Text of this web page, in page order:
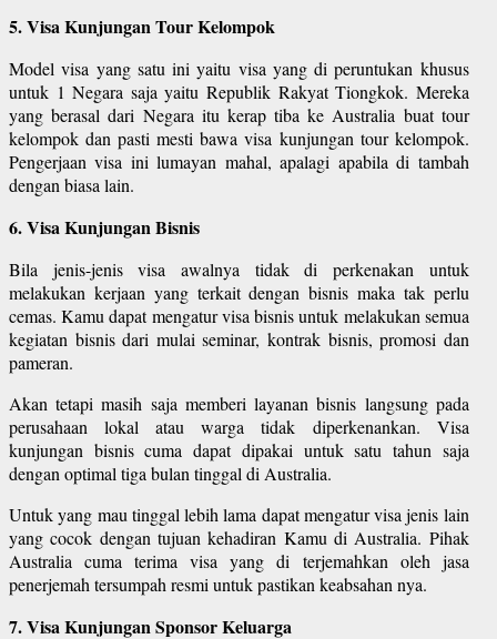
5. Visa Kunjungan Tour Kelompok
Model visa yang satu ini yaitu visa yang di peruntukan khusus
untuk 1 Negara saja yaitu Republik Rakyat Tiongkok. Mereka
yang berasal dari Negara itu kerap tiba ke Australia buat tour
kelompok dan pasti mesti bawa visa kunjungan tour kelompok.
Pengerjaan visa ini lumayan mahal, apalagi apabila di tambah
dengan biasa lain.
6. Visa Kunjungan Bisnis
Bila jenis-jenis visa awalnya tidak di perkenakan untuk
melakukan kerjaan yang terkait dengan bisnis maka tak perlu
cemas. Kamu dapat mengatur visa bisnis untuk melakukan semua
kegiatan bisnis dari mulai seminar, kontrak bisnis, promosi dan
pameran.
Akan tetapi masih saja memberi layanan bisnis langsung pada
perusahaan lokal atau warga tidak diperkenankan. Visa
kunjungan bisnis cuma dapat dipakai untuk satu tahun saja
dengan optimal tiga bulan tinggal di Australia.
Untuk yang mau tinggal lebih lama dapat mengatur visa jenis lain
yang cocok dengan tujuan kehadiran Kamu di Australia. Pihak
Australia cuma terima visa yang di terjemahkan oleh jasa
penerjemah tersumpah resmi untuk pastikan keabsahan nya.
7. Visa Kunjungan Sponsor Keluarga